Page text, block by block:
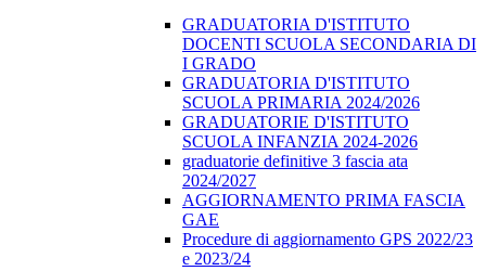
GRADUATORIA D'ISTITUTO
DOCENTI SCUOLA SECONDARIA DI
I GRADO
GRADUATORIA D'ISTITUTO
SCUOLA PRIMARIA 2024/2026
GRADUATORIE D'ISTITUTO
SCUOLA INFANZIA 2024-2026
graduatorie definitive 3 fascia ata
2024/2027
AGGIORNAMENTO PRIMA FASCIA
GAE
Procedure di aggiornamento GPS 2022/23
e 2023/24